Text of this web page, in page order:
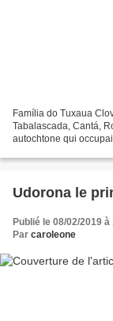
Família do Tuxaua
Tabalascada, Cantá,
autochtone qui
Udorona le
Publié le 08/02/2019 à
Par caroleone